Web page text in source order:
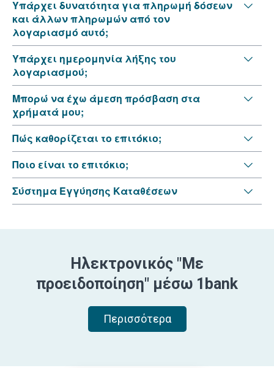
Υπάρχει δυνατότητα για πληρωμή δόσεων
και άλλων πληρωμών από τον
λογαριασμό αυτό;
Υπάρχει ημερομηνία λήξης του
λογαριασμού;
Μπορώ να έχω άμεση πρόσβαση στα
χρήματά μου;
Πώς καθορίζεται το επιτόκιο;
Ποιο είναι το επιτόκιο;
Σύστημα Εγγύησης Καταθέσεων
Ηλεκτρονικός "Με
προειδοποίηση" μέσω 1bank
Περισσότερα